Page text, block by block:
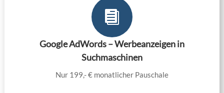

Google AdWords – Werbeanzeigen in
Suchmaschinen
Nur 199,- € monatlicher Pauschale